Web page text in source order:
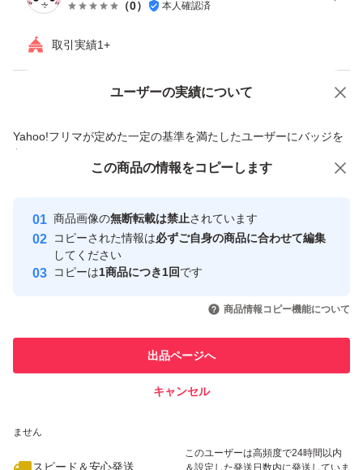
（0） 本人確認済
取引実績1+
ユーザーの実績について
Yahoo!フリマが定めた一定の基準を満たしたユーザーにバッジを
付与しています
安心取引出品者
心・安全なユーザーです
取引実績
引を完了させた実績があります
での取引実績があります
ません
スピード＆安心発送
このユーザーは高頻度で24時間以内
＆設定した発送日数内に発送していま
価格の相談 商品への質問
この商品の情報をコピーします
商品画像の無断転載は禁止されています
コピーされた情報は必ずご自身の商品に合わせて編集
してください
コピーは1商品につき1回です
商品情報コピー機能について
出品ページへ
キャンセル
この商品をみている人にオススメ